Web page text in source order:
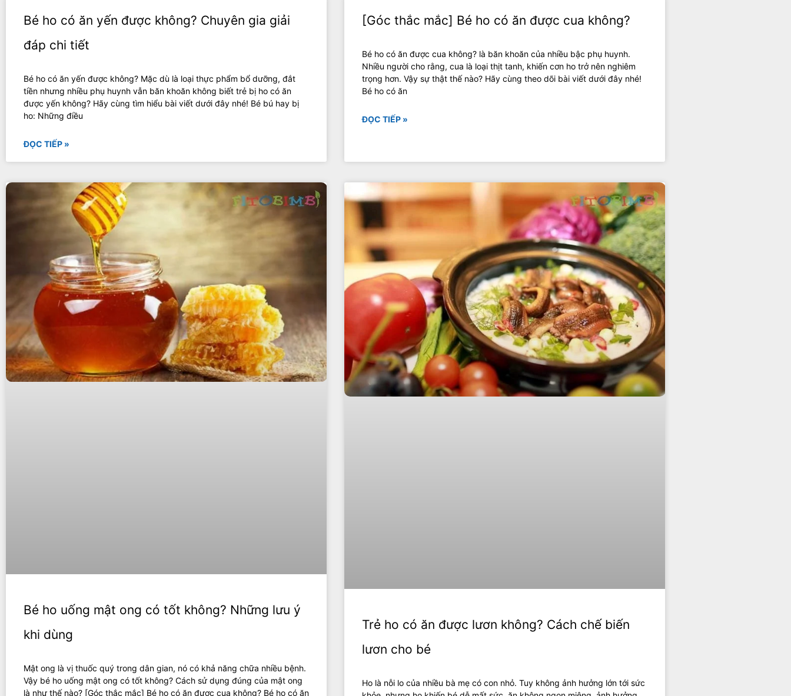
Bé ho có ăn yến được không? Chuyên gia giải
đáp chi tiết
Bé ho có ăn yến được không? Mặc dù là loại thực phẩm bổ dưỡng, đắt
tiền nhưng nhiều phụ huynh vẫn băn khoăn không biết trẻ bị ho có ăn
được yến không? Hãy cùng tìm hiểu bài viết dưới đây nhé! Bé bú hay bị
ho: Những điều
ĐỌC TIẾP »
[Góc thắc mắc] Bé ho có ăn được cua không?
Bé ho có ăn được cua không? là băn khoăn của nhiều bậc phụ huynh.
Nhiều người cho rằng, cua là loại thịt tanh, khiến cơn ho trở nên nghiêm
trọng hơn. Vậy sự thật thế nào? Hãy cùng theo dõi bài viết dưới đây nhé!
Bé ho có ăn
ĐỌC TIẾP »
Bé ho uống mật ong có tốt không? Những lưu ý
khi dùng
Mật ong là vị thuốc quý trong dân gian, nó có khả năng chữa nhiều bệnh.
Vậy bé ho uống mật ong có tốt không? Cách sử dụng đúng của mật ong
là như thế nào? [Góc thắc mắc] Bé ho có ăn được cua không? Bé ho có ăn
Trẻ ho có ăn được lươn không? Cách chế biến
lươn cho bé
Ho là nỗi lo của nhiều bà mẹ có con nhỏ. Tuy không ảnh hưởng lớn tới sức